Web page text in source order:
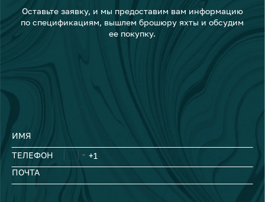
Оставьте заявку, и мы предоставим вам информацию
по спецификациям, вышлем брошюру яхты и обсудим
ее покупку.
ИМЯ
ТЕЛЕФОН
ПОЧТА